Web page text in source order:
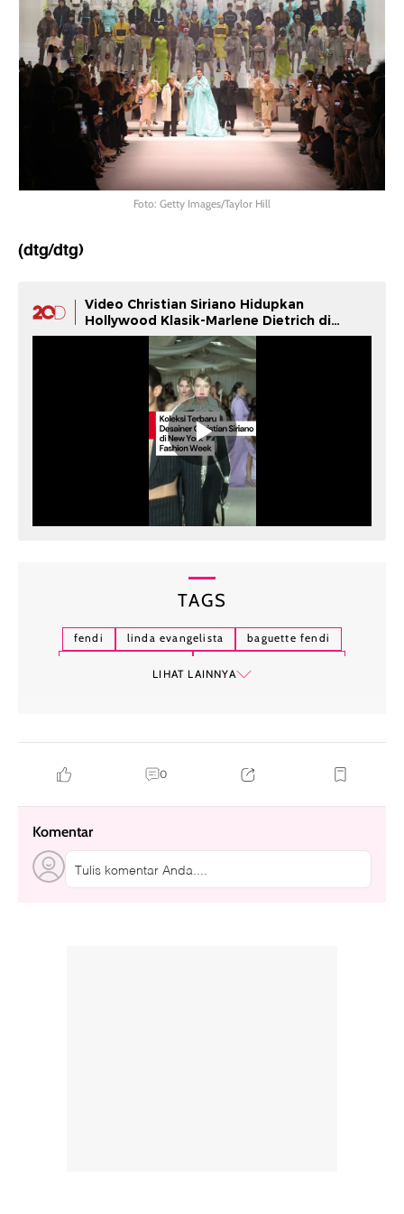
Foto: Getty Images/Taylor Hill
(dtg/dtg)
Video Christian Siriano Hidupkan
Hollywood Klasik-Marlene Dietrich di
NYFW
TAGS
fendi linda evangelista
baguette fendi
LIHAT LAINNYA
0
Komentar
Tulis komentar Anda....